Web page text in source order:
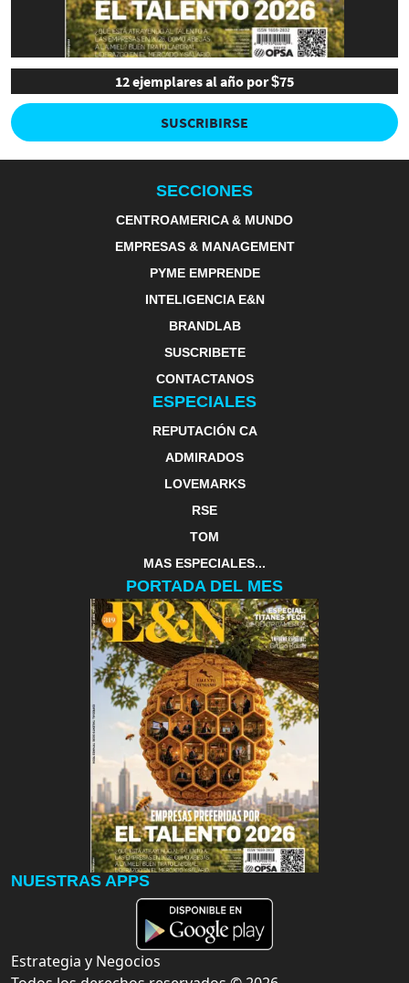
12 ejemplares al año por $75
SUSCRIBIRSE
SECCIONES
CENTROAMERICA & MUNDO
EMPRESAS & MANAGEMENT
PYME EMPRENDE
INTELIGENCIA E&N
BRANDLAB
SUSCRIBETE
CONTACTANOS
ESPECIALES
REPUTACIÓN CA
ADMIRADOS
LOVEMARKS
RSE
TOM
MAS ESPECIALES...
PORTADA DEL MES
NUESTRAS APPS
Estrategia y Negocios